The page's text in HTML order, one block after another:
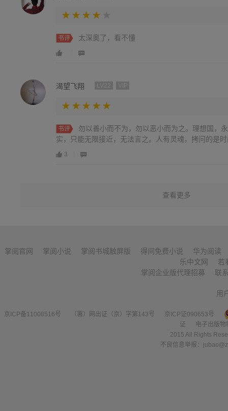
书评 太深奥了，看不懂
渴望飞翔
书评
勿以善小而不为，勿以恶小而为之。理想国，
实，只能无限接近，无法言之。人有灵魂，拷问的是
3
查看更多
掌阅官网 掌阅小说 掌阅书城触屏版 得间免费小说
华为阅读
乐中文网
若
掌阅企业版代理招募
联
用
京ICP备11008516号 （署）网出证（京）字第143号
京ICP证090653号
证
电子出版
2015 All Rights
不良信息举报：